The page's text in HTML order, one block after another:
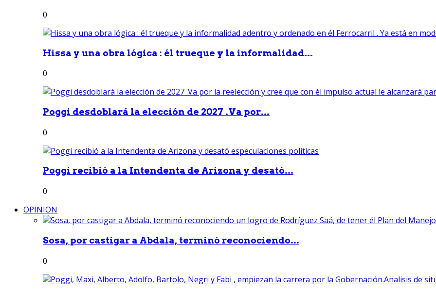
0
Hissa y una obra lógica : él trueque y la informalidad...
0
Poggi desdoblará la elección de 2027 .Va por...
0
Poggi recibió a la Intendenta de Arizona y desató...
0
OPINION
Sosa, por castigar a Abdala, terminó reconociendo...
0